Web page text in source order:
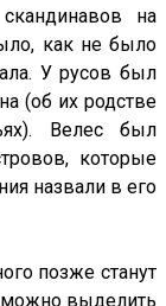
на
как не было
У русов был
(об их родстве
Велес был
которые
назвали в его
позже станут
можно выделить